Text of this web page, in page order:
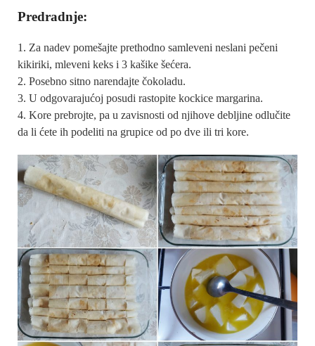
Predradnje:
Za nadev pomešajte prethodno samleveni neslani pečeni
kikiriki, mleveni keks i 3 kašike šećera.
Posebno sitno narendajte čokoladu.
U odgovarajućoj posudi rastopite kockice margarina.
Kore prebrojte, pa u zavisnosti od njihove debljine odlučite
da li ćete ih podeliti na grupice od po dve ili tri kore.